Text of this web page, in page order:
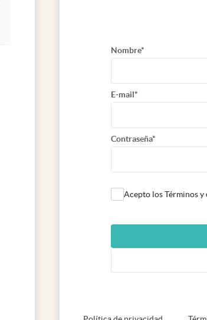
Nombre*
E-mail*
Contraseña*
Acepto los Términos